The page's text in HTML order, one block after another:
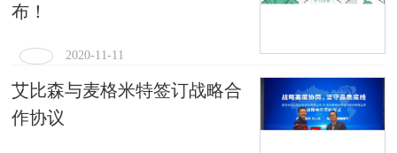
布！
2020-11-11
艾比森与麦格米特签订战略合
作协议